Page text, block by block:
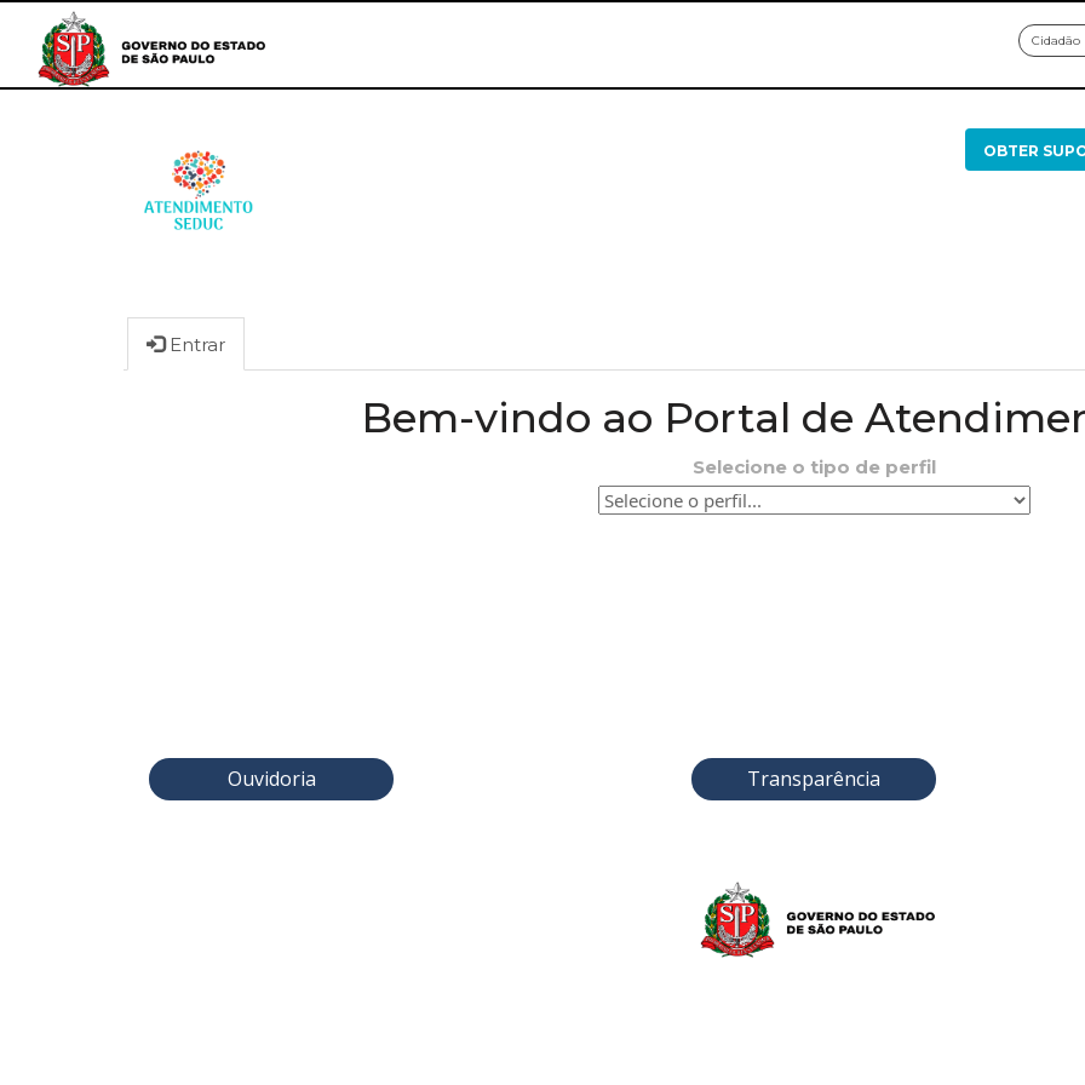
Cidadão
OBTER
Entrar
Bem-vindo ao Portal de
Selecione o tipo de perfil
Ouvidoria Transparência